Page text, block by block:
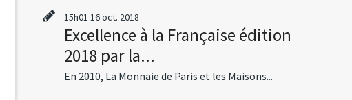
15h01 16oct. 2018
Excellence à la Française édition
2018 par la...
En 2010, La Monnaie de Paris et les Maisons...